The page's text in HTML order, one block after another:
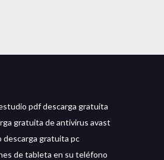
pdf descarga gratuita
gratuita de antivirus avast
descarga gratuita pc
de tableta en su teléfono